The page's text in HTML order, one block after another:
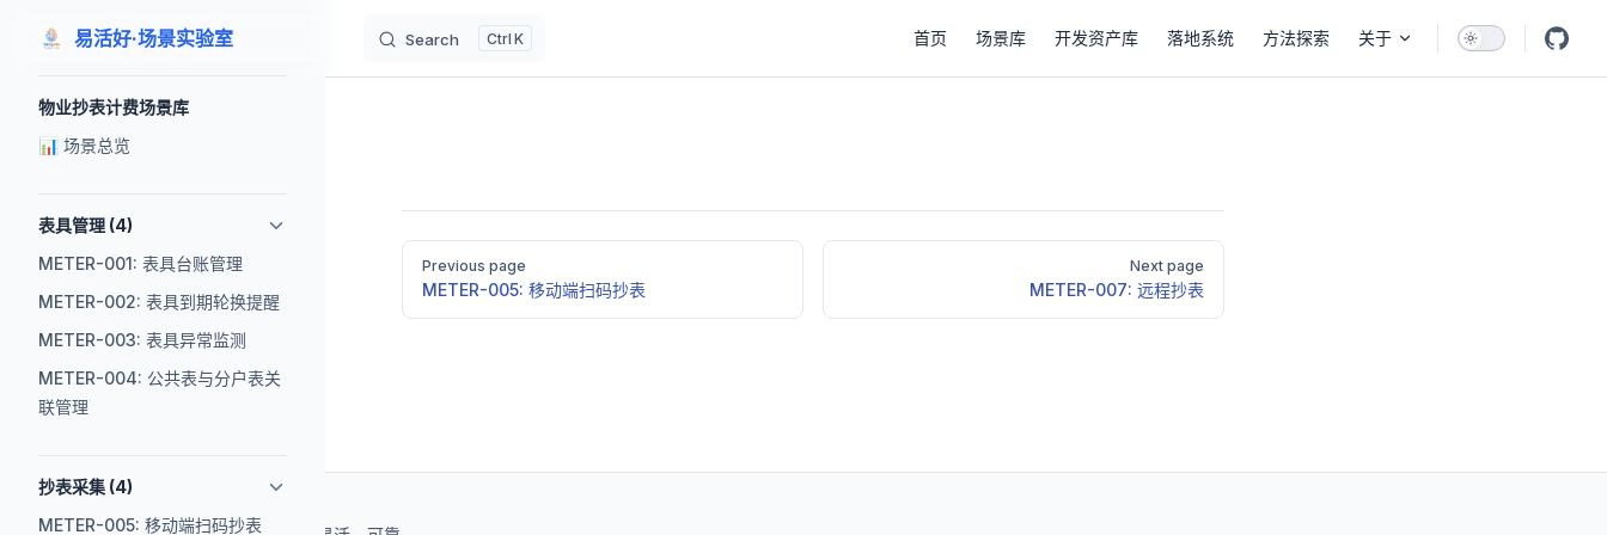
Skip to content
易活好·场景实验室 Search K 首页 场景库 开发资产库 落地系统 方法探索 关于
物业抄表计费场景库
📊 场景总览
表具管理 (4)
METER-001: 表具台账管理
METER-002: 表具到期轮换提醒
METER-003: 表具异常监测
METER-004: 公共表与分户表关
联管理
抄表采集 (4)
METER-005: 移动端扫码抄表
Pager
Previous page
METER-005: 移动端扫码抄表
Next page
METER-007: 远程抄表